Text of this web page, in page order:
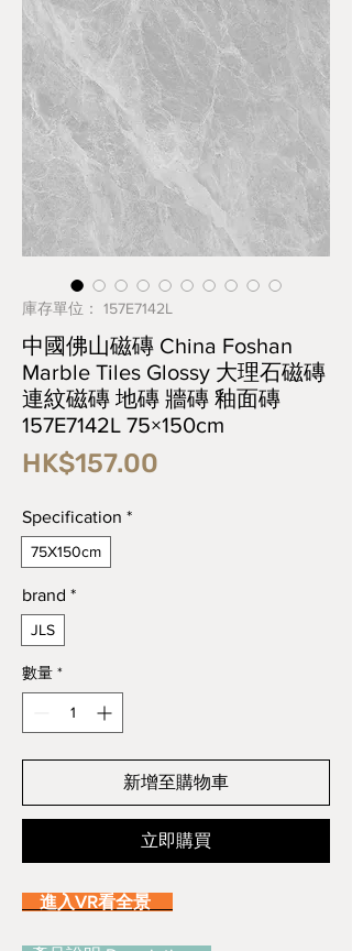
庫存單位： 157E7142L
中國佛山磁磚 China Foshan
Marble Tiles Glossy 大理石磁磚
連紋磁磚 地磚 牆磚 釉面磚
157E7142L 75×150cm
HK$157.00
Specification *
75X150cm
brand *
JLS
數量 *
新增至購物車
立即購買
進入VR看全景